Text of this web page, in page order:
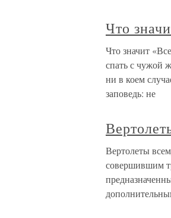
Что
Что значит
спать с чужой
ни в коем
заповедь: не
Вертолеты
совершившим